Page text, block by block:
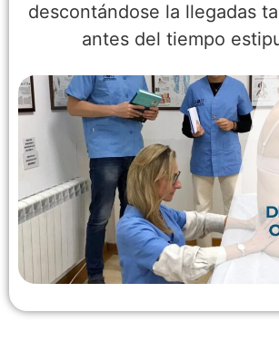
descontándose la llegadas
antes del tiempo